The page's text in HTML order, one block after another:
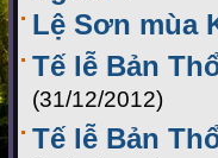
Lệ Sơn mùa
Tế lễ Bản
(31/12/2012)
Tế lễ Bản